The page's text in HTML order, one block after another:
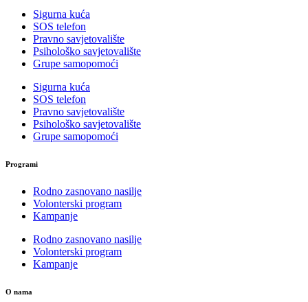
Sigurna kuća
SOS telefon
Pravno savjetovalište
Psihološko savjetovalište
Grupe samopomoći
Sigurna kuća
SOS telefon
Pravno savjetovalište
Psihološko savjetovalište
Grupe samopomoći
Programi
Rodno zasnovano nasilje
Volonterski program
Kampanje
Rodno zasnovano nasilje
Volonterski program
Kampanje
O nama